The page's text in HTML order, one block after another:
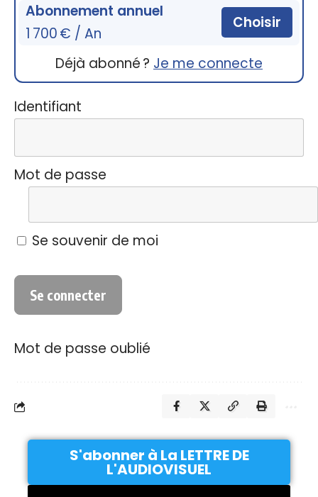
Abonnement annuel
1 700 € / An
Choisir
Déjà abonné ? Je me connecte
Identifiant
Mot de passe
Se souvenir de moi
Mot de passe oublié
S'abonner à La LETTRE DE
L'AUDIOVISUEL